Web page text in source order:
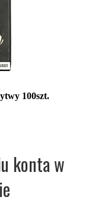
100szt.
konta w